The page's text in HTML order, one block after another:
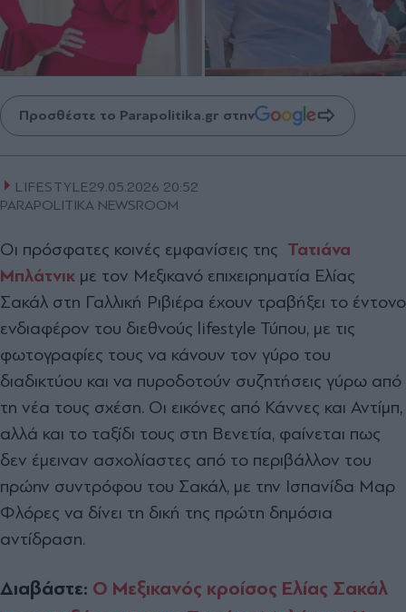
Προσθέστε το Parapolitika.gr στην
LIFESTYLE29.05.2026 20:52
PARAPOLITIKA NEWSROOM
Οι πρόσφατες κοινές εμφανίσεις της Τατιάνα
Μπλάτνικ με τον Μεξικανό επιχειρηματία Ελίας
Σακάλ στη Γαλλική Ριβιέρα έχουν τραβήξει το έντονο
ενδιαφέρον του διεθνούς lifestyle Τύπου, με τις
φωτογραφίες τους να κάνουν τον γύρο του
διαδικτύου και να πυροδοτούν συζητήσεις γύρω από
τη νέα τους σχέση. Οι εικόνες από Κάννες και Αντίμπ,
αλλά και το ταξίδι τους στη Βενετία, φαίνεται πως
δεν έμειναν ασχολίαστες από το περιβάλλον του
πρώην συντρόφου του Σακάλ, με την Ισπανίδα Μαρ
Φλόρες να δίνει τη δική της πρώτη δημόσια
αντίδραση.
Διαβάστε: Ο Μεξικανός κροίσος Ελίας Σακάλ